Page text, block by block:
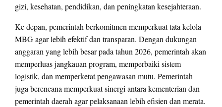
gizi, kesehatan, pendidikan, dan peningkatan kesejahteraan.
Ke depan, pemerintah berkomitmen memperkuat tata kelola
MBG agar lebih efektif dan transparan. Dengan dukungan
anggaran yang lebih besar pada tahun 2026, pemerintah akan
memperluas jangkauan program, memperbaiki sistem
logistik, dan memperketat pengawasan mutu. Pemerintah
juga berencana memperkuat sinergi antara kementerian dan
pemerintah daerah agar pelaksanaan lebih efisien dan merata.